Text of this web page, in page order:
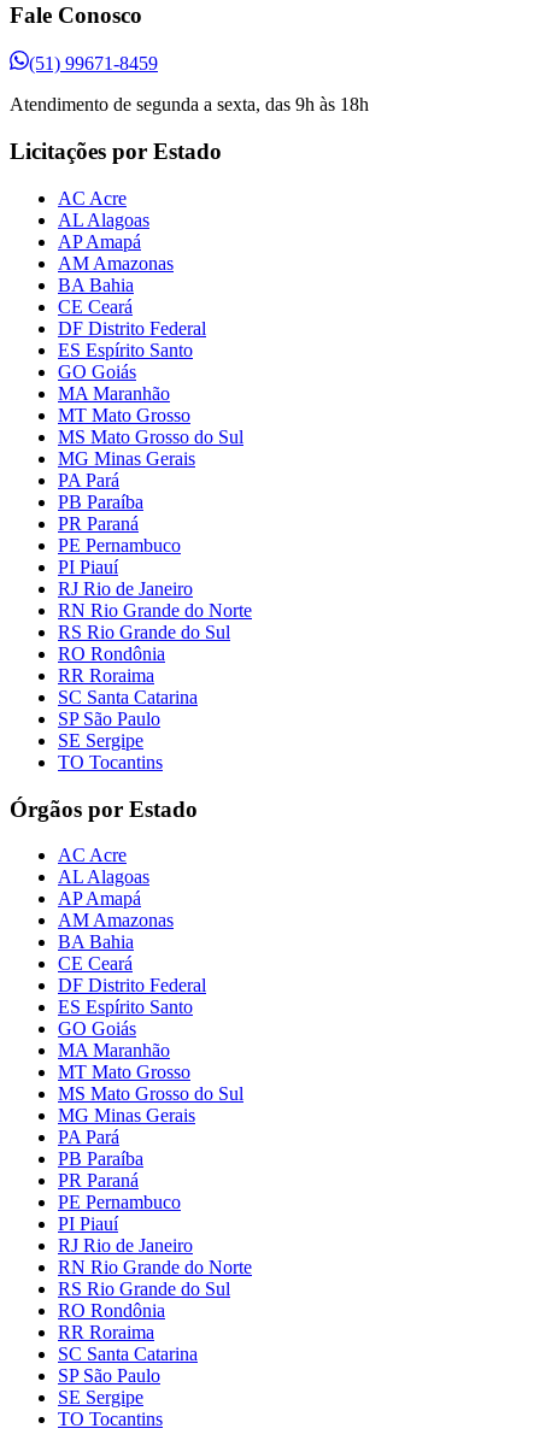
Fale Conosco
(51) 99671-8459
Atendimento de segunda a sexta, das 9h às 18h
Licitações por Estado
AC Acre
AL Alagoas
AP Amapá
AM Amazonas
BA Bahia
CE Ceará
DF Distrito Federal
ES Espírito Santo
GO Goiás
MA Maranhão
MT Mato Grosso
MS Mato Grosso do Sul
MG Minas Gerais
PA Pará
PB Paraíba
PR Paraná
PE Pernambuco
PI Piauí
RJ Rio de Janeiro
RN Rio Grande do Norte
RS Rio Grande do Sul
RO Rondônia
RR Roraima
SC Santa Catarina
SP São Paulo
SE Sergipe
TO Tocantins
Órgãos por Estado
AC Acre
AL Alagoas
AP Amapá
AM Amazonas
BA Bahia
CE Ceará
DF Distrito Federal
ES Espírito Santo
GO Goiás
MA Maranhão
MT Mato Grosso
MS Mato Grosso do Sul
MG Minas Gerais
PA Pará
PB Paraíba
PR Paraná
PE Pernambuco
PI Piauí
RJ Rio de Janeiro
RN Rio Grande do Norte
RS Rio Grande do Sul
RO Rondônia
RR Roraima
SC Santa Catarina
SP São Paulo
SE Sergipe
TO Tocantins